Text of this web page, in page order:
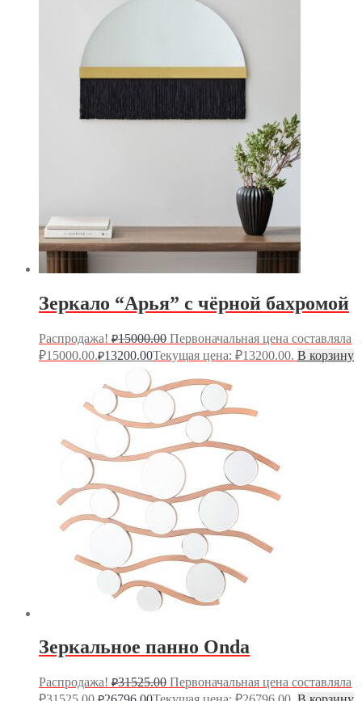
Зеркало “Арья” с чёрной бахромой
Распродажа! ₽15000.00 Первоначальная цена составляла
₽15000.00.₽13200.00Текущая цена: ₽13200.00. В корзину
Зеркальное панно Onda
Распродажа! ₽31525.00 Первоначальная цена составляла